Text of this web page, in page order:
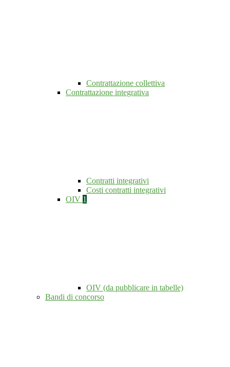
Contrattazione collettiva
Contrattazione integrativa
Contratti integrativi
Costi contratti integrativi
OIV 1
OIV (da pubblicare in tabelle)
Bandi di concorso